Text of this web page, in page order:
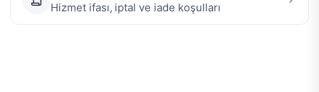
Hizmet ifası, iptal ve iade koşulları